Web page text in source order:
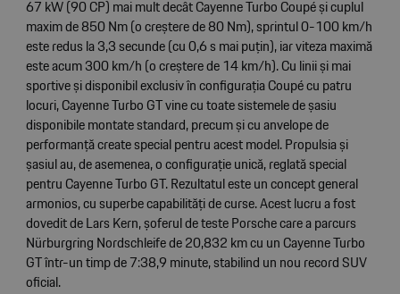
67 kW (90 CP) mai mult decât Cayenne Turbo Coupé și cuplul
maxim de 850 Nm (o creștere de 80 Nm), sprintul 0-100 km/h
este redus la 3,3 secunde (cu 0,6 s mai puțin), iar viteza maximă
este acum 300 km/h (o creștere de 14 km/h). Cu linii și mai
sportive și disponibil exclusiv în configurația Coupé cu patru
locuri, Cayenne Turbo GT vine cu toate sistemele de șasiu
disponibile montate standard, precum și cu anvelope de
performanță create special pentru acest model. Propulsia și
șasiul au, de asemenea, o configurație unică, reglată special
pentru Cayenne Turbo GT. Rezultatul este un concept general
armonios, cu superbe capabilități de curse. Acest lucru a fost
dovedit de Lars Kern, șoferul de teste Porsche care a parcurs
Nürburgring Nordschleife de 20,832 km cu un Cayenne Turbo
GT într-un timp de 7:38,9 minute, stabilind un nou record SUV
oficial.